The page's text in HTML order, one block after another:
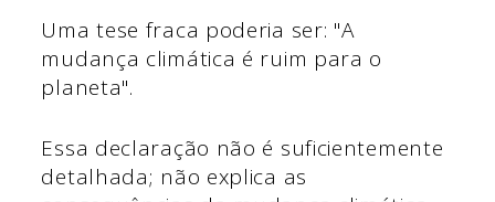
Uma tese fraca poderia ser: "A
mudança climática é ruim para o
planeta".
Essa declaração não é suficientemente
detalhada; não explica as